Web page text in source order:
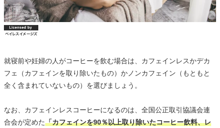
就寝前や妊婦の人がコーヒーを飲む場合は、カフェインレスかデカ
フェ（カフェインを取り除いたもの）かノンカフェイン（もともと
全く含まれていないもの）を選びましょう。
なお、カフェインレスコーヒーになるのは、全国公正取引協議会連
合会が定めた「カフェインを90％以上取り除いたコーヒー飲料、レ